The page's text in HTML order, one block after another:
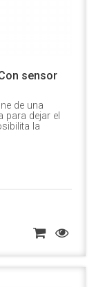
sensor
de una
para dejar el
la